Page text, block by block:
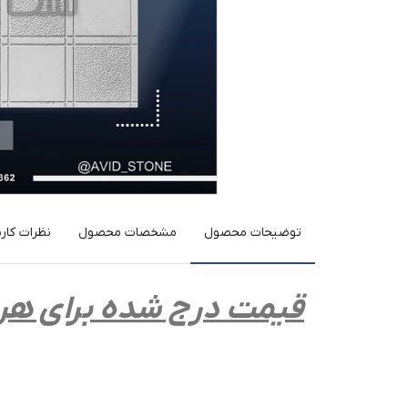
توضیحات محصول مشخصات محصول نظرات
قیمت درج شده برای